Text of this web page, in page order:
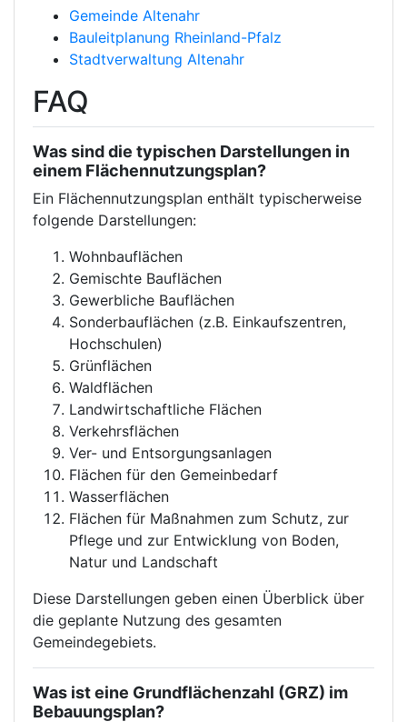
Gemeinde Altenahr
Bauleitplanung Rheinland-Pfalz
Stadtverwaltung Altenahr
FAQ
Was sind die typischen Darstellungen in
einem Flächennutzungsplan?
Ein Flächennutzungsplan enthält typischerweise
folgende Darstellungen:
Wohnbauflächen
Gemischte Bauflächen
Gewerbliche Bauflächen
Sonderbauflächen (z.B. Einkaufszentren,
Hochschulen)
Grünflächen
Waldflächen
Landwirtschaftliche Flächen
Verkehrsflächen
Ver- und Entsorgungsanlagen
Flächen für den Gemeinbedarf
Wasserflächen
Flächen für Maßnahmen zum Schutz, zur
Pflege und zur Entwicklung von Boden,
Natur und Landschaft
Diese Darstellungen geben einen Überblick über
die geplante Nutzung des gesamten
Gemeindegebiets.
Was ist eine Grundflächenzahl (GRZ) im
Bebauungsplan?